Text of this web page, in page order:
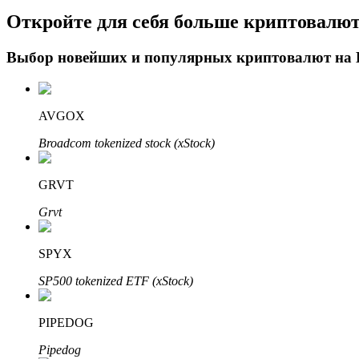
Блокировки BTR
Откройте для себя больше
Выбор новейших и популярных криптовалют на
AVGOX
Broadcom tokenized stock (xStock)
GRVT
Grvt
SPYX
SP500 tokenized ETF (xStock)
PIPEDOG
Pipedog